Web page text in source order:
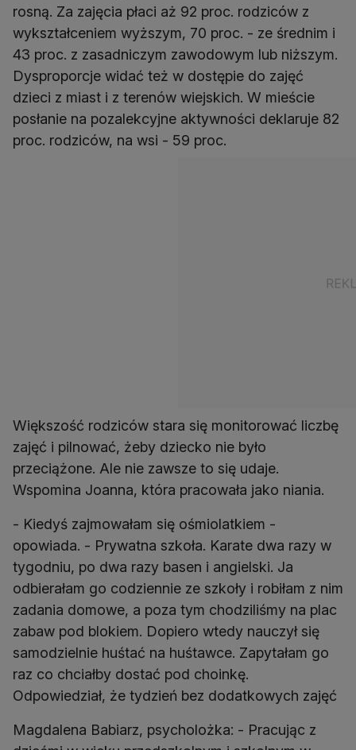
rosną. Za zajęcia płaci aż 92 proc. rodziców z
wykształceniem wyższym, 70 proc. - ze średnim i
43 proc. z zasadniczym zawodowym lub niższym.
Dysproporcje widać też w dostępie do zajęć
dzieci z miast i z terenów wiejskich. W mieście
posłanie na pozalekcyjne aktywności deklaruje 82
proc. rodziców, na wsi - 59 proc.
Większość rodziców stara się monitorować liczbę
zajęć i pilnować, żeby dziecko nie było
przeciążone. Ale nie zawsze to się udaje.
Wspomina Joanna, która pracowała jako niania.
- Kiedyś zajmowałam się ośmiolatkiem -
opowiada. - Prywatna szkoła. Karate dwa razy w
tygodniu, po dwa razy basen i angielski. Ja
odbierałam go codziennie ze szkoły i robiłam z nim
zadania domowe, a poza tym chodziliśmy na plac
zabaw pod blokiem. Dopiero wtedy nauczył się
samodzielnie huśtać na huśtawce. Zapytałam go
raz co chciałby dostać pod choinkę.
Magdalena Babiarz, psycholożka: - Pracując z